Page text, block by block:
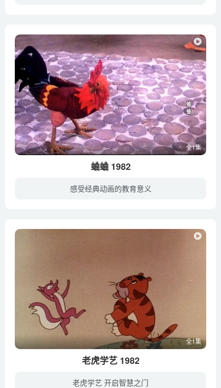
全1集
蛐蛐 1982
感受经典动画的教育意义
全1集
老虎学艺 1982
老虎学艺 开启智慧之门